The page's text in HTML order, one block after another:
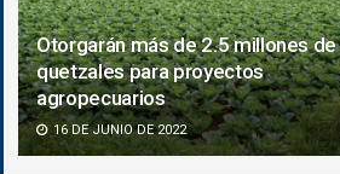
Otorgarán más de 2.5 millones de
quetzales para proyectos
agropecuarios
16 DE JUNIO DE 2022